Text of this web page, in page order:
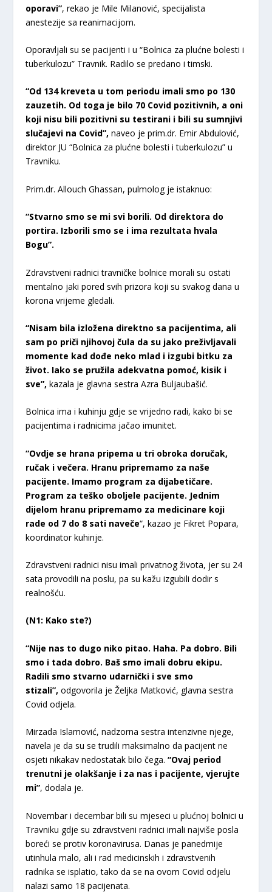
oporavi”, rekao je Mile Milanović, specijalista
anestezije sa reanimacijom.
Oporavljali su se pacijenti i u “Bolnica za plućne bolesti i
tuberkulozu” Travnik. Radilo se predano i timski.
“Od 134 kreveta u tom periodu imali smo po 130
zauzetih. Od toga je bilo 70 Covid pozitivnih, a oni
koji nisu bili pozitivni su testirani i bili su sumnjivi
slučajevi na Covid”, naveo je prim.dr. Emir Abdulović,
direktor JU “Bolnica za plućne bolesti i tuberkulozu” u
Travniku.
Prim.dr. Allouch Ghassan, pulmolog je istaknuo:
“Stvarno smo se mi svi borili. Od direktora do
portira. Izborili smo se i ima rezultata hvala
Bogu”.
Zdravstveni radnici travničke bolnice morali su ostati
mentalno jaki pored svih prizora koji su svakog dana u
korona vrijeme gledali.
“Nisam bila izložena direktno sa pacijentima, ali
sam po priči njihovoj čula da su jako preživljavali
momente kad dođe neko mlad i izgubi bitku za
život. Iako se pružila adekvatna pomoć, kisik i
sve”, kazala je glavna sestra Azra Buljaubašić.
Bolnica ima i kuhinju gdje se vrijedno radi, kako bi se
pacijentima i radnicima jačao imunitet.
“Ovdje se hrana pripema u tri obroka doručak,
ručak i večera. Hranu pripremamo za naše
pacijente. Imamo program za dijabetičare.
Program za teško oboljele pacijente. Jednim
dijelom hranu pripremamo za medicinare koji
rade od 7 do 8 sati naveče“, kazao je Fikret Popara,
koordinator kuhinje.
Zdravstveni radnici nisu imali privatnog života, jer su 24
sata provodili na poslu, pa su kažu izgubili dodir s
realnošću.
(N1: Kako ste?)
“Nije nas to dugo niko pitao. Haha. Pa dobro. Bili
smo i tada dobro. Baš smo imali dobru ekipu.
Radili smo stvarno udarnički i sve smo
stizali”, odgovorila je Željka Matković, glavna sestra
Covid odjela.
Mirzada Islamović, nadzorna sestra intenzivne njege,
navela je da su se trudili maksimalno da pacijent ne
osjeti nikakav nedostatak bilo čega.“Ovaj period
trenutni je olakšanje i za nas i pacijente, vjerujte
mi”, dodala je.
Novembar i decembar bili su mjeseci u plućnoj bolnici u
Travniku gdje su zdravstveni radnici imali najviše posla
boreći se protiv koronavirusa. Danas je panedmije
utinhula malo, ali i rad medicinskih i zdravstvenih
radnika se isplatio, tako da se na ovom Covid odjelu
nalazi samo 18 pacijenata.